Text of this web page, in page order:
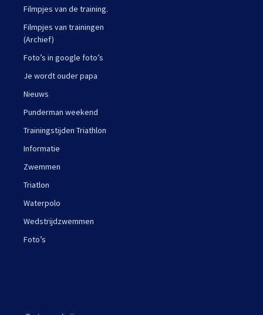
Filmpjes van de training.
Filmpjes van trainingen
(Archief)
Foto’s in google foto’s
Je wordt ouder papa
Nieuws
Punderman weekend
Trainingstijden Triathlon
Informatie
Zwemmen
Triatlon
Waterpolo
Wedstrijdzwemmen
Foto’s